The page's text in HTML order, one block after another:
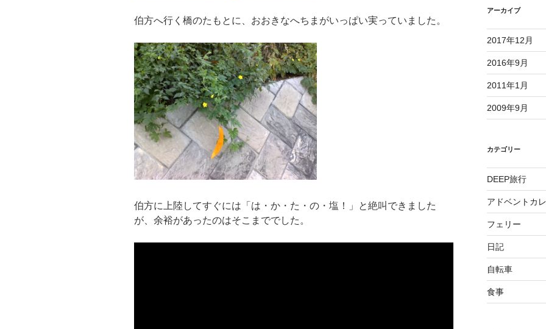
伯方へ行く橋のたもとに、おおきなへちまがいっぱい実っていました。
伯方に上陸してすぐには「は・か・た・の・塩！」と絶叫できました
が、余裕があったのはそこまででした。
アーカイブ
2017年12月
2016年9月
2011年1月
2009年9月
カテゴリー
DEEP旅行
アドベントカ
フェリー
日記
自転車
食事